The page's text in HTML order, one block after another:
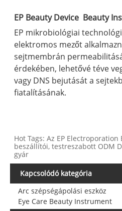
EP Beauty Device Beauty
EP mikrobiológiai
elektromos mezőt
sejtmembrán
érdekében, lehetővé téve
vagy DNS bejutását a
fiatalításának.
Hot Tags: Az EP
beszállítói, testreszabott ODM
gyár
Kapcsolódó kategória
Arc szépségápolási eszköz
Eye Care Beauty Instrument